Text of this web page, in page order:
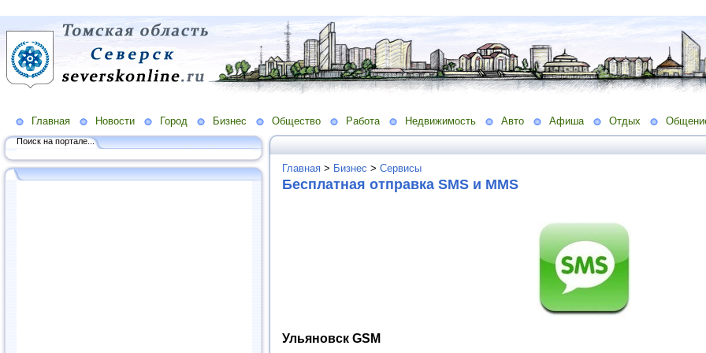
Главная Новости Город Бизнес Общество Работа Недвижимость Авто Афиша Отдых
Поиск на портале...
Главная > Бизнес > Сервисы
Бесплатная отправка SMS и MMS
Ульяновск GSM